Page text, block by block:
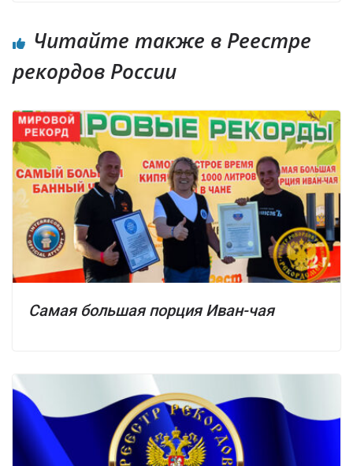
Читайте также в Реестре
рекордов России
Самая большая порция Иван-чая